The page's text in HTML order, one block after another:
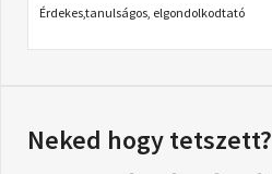
Érdekes,tanulságos, elgondolkodtató
Neked hogy tetszett?